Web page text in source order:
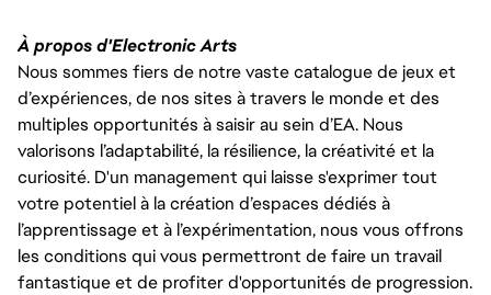
À propos d'Electronic Arts
Nous sommes fiers de notre vaste catalogue de jeux et
d’expériences, de nos sites à travers le monde et des
multiples opportunités à saisir au sein d’EA. Nous
valorisons l’adaptabilité, la résilience, la créativité et la
curiosité. D'un management qui laisse s'exprimer tout
votre potentiel à la création d’espaces dédiés à
l’apprentissage et à l’expérimentation, nous vous offrons
les conditions qui vous permettront de faire un travail
fantastique et de profiter d'opportunités de progression.